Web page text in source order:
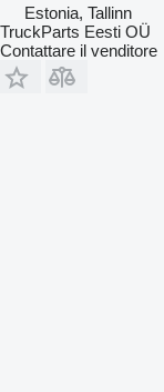
Estonia, Tallinn
TruckParts Eesti OÜ
Contattare il venditore